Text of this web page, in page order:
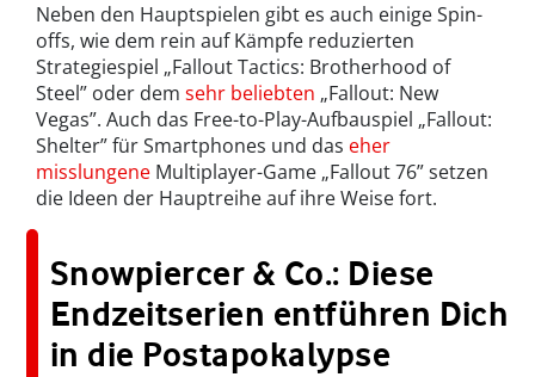
Neben den Hauptspielen gibt es auch einige Spin-
offs, wie dem rein auf Kämpfe reduzierten
Strategiespiel „Fallout Tactics: Brotherhood of
Steel” oder dem sehr beliebten „Fallout: New
Vegas”. Auch das Free-to-Play-Aufbauspiel „Fallout:
Shelter” für Smartphones und das eher
misslungene Multiplayer-Game „Fallout 76” setzen
die Ideen der Hauptreihe auf ihre Weise fort.
Snowpiercer & Co.: Diese
Endzeitserien entführen Dich
in die Postapokalypse